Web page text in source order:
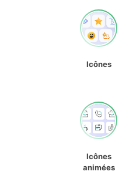
Icônes
Icônes
animées